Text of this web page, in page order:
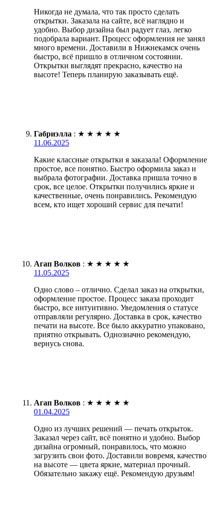
Никогда не думала, что так просто сделать
открытки. Заказала на сайте, всё наглядно и
удобно. Выбор дизайна был радует глаз, легко
подобрала вариант. Процесс оформления не занял
много времени. Доставили в Нижнекамск очень
быстро, всё пришло в отличном состоянии.
Открытки выглядят прекрасно, качество на
высоте! Теперь планирую заказывать ещё.
Габриэлла : ★ ★ ★ ★ ★
11.06.2025
Какие классные открытки я заказала! Оформление
простое, все понятно. Быстро оформила заказ и
выбрала фотографии. Доставка пришла точно в
срок, все целое. Открытки получились яркие и
качественные, очень понравились. Рекомендую
всем, кто ищет хороший сервис для печати!
Агап Волков : ★ ★ ★ ★ ★
11.05.2025
Одно слово – отлично. Сделал заказ на открытки,
оформление простое. Процесс заказа проходит
быстро, все интуитивно. Уведомления о статусе
отправляли регулярно. Доставка в срок, качество
печати на высоте. Все было аккуратно упаковано,
приятно открывать. Однозначно рекомендую,
вернусь снова.
Агап Волков : ★ ★ ★ ★ ★
01.04.2025
Одно из лучших решений — печать открыток.
Заказал через сайт, всё понятно и удобно. Выбор
дизайна огромный, понравилось, что можно
загрузить свои фото. Доставили вовремя, качество
на высоте — цвета яркие, материал прочный.
Обязательно закажу ещё. Рекомендую друзьям!